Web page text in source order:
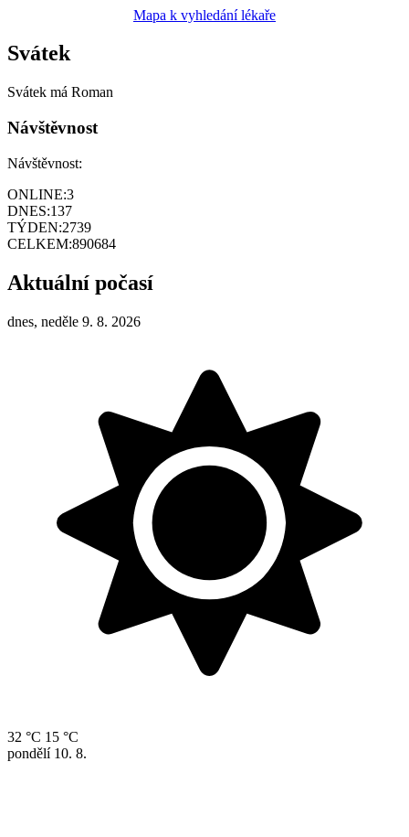
Mapa k vyhledání lékaře
Svátek
Svátek má Roman
Návštěvnost
Návštěvnost:
ONLINE:3
DNES:137
TÝDEN:2739
CELKEM:890684
Aktuální počasí
dnes, neděle 9. 8. 2026
32 °C 15 °C
pondělí 10. 8.